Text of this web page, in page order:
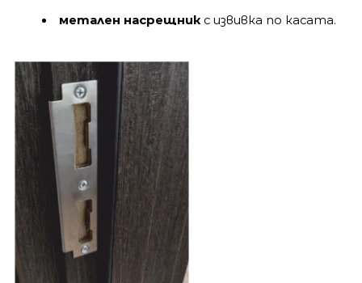
метален насрещникс извивка по касата.